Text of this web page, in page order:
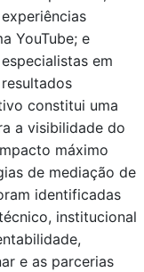
YouTube; e
em
constitui uma
a visibilidade do
máximo
de mediação de
identificadas
institucional
e as parcerias